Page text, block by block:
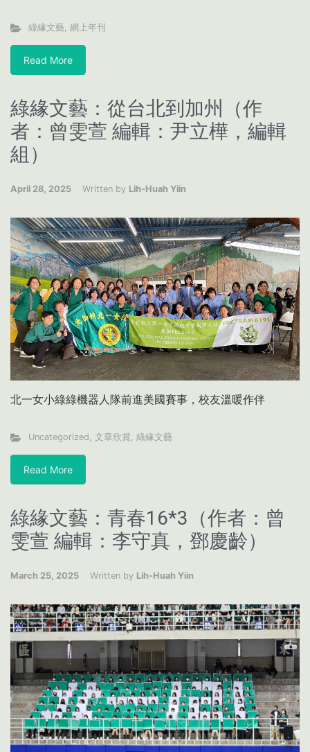
綠緣文藝, 網上年刊
Read More
綠緣文藝：從台北到加州（作
者：曾雯萱 編輯：尹立樺，編輯
組）
April 28, 2025 Written by Lih-Huah Yiin
北一女小綠綠機器人隊前進美國賽事，校友溫暖作伴
Uncategorized, 文章欣賞, 綠緣文藝
Read More
綠緣文藝：青春16*3（作者：曾
雯萱 編輯：李守真，鄧慶齡）
March 25, 2025 Written by Lih-Huah Yiin